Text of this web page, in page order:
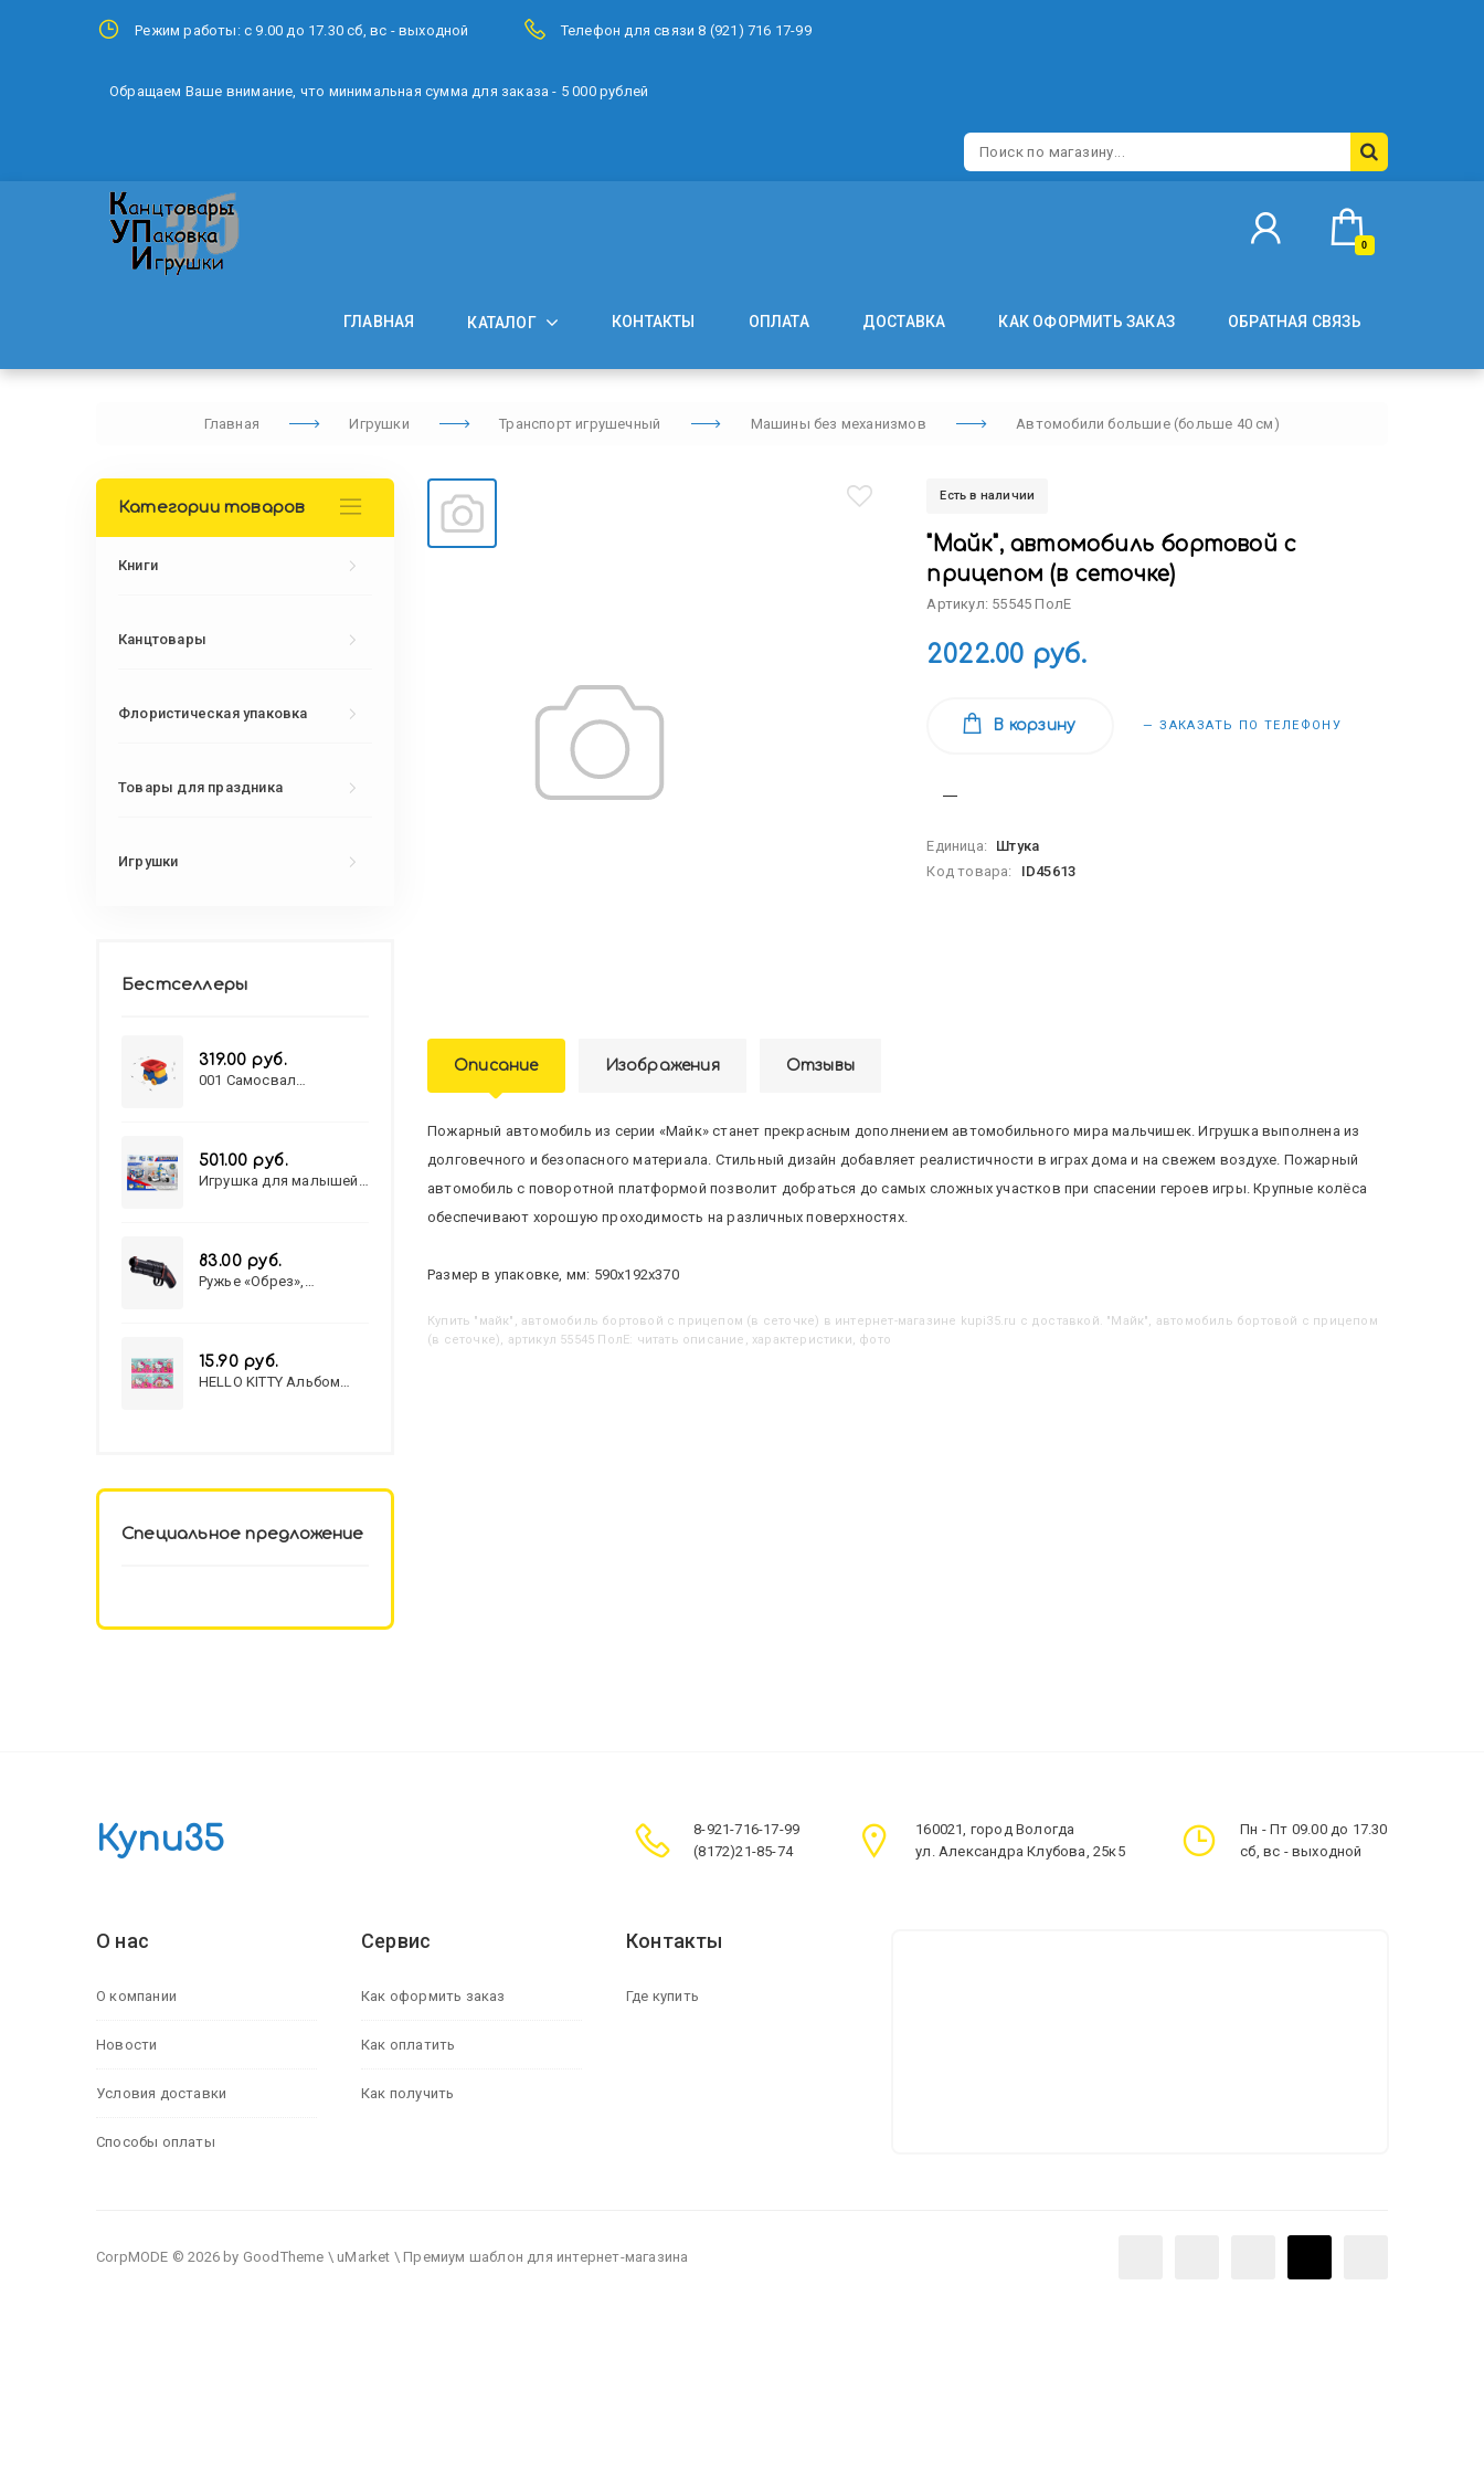
Режим работы: с 9.00 до 17.30 сб, вс - выходной Телефон для связи 8 (921) 716 17-99
Обращаем Ваше внимание, что минимальная сумма для заказа - 5 000 рублей
0
ГЛАВНАЯ КАТАЛОГ КОНТАКТЫ ОПЛАТА ДОСТАВКА КАК ОФОРМИТЬ ЗАКАЗ ОБРАТНАЯ СВЯЗЬ
Главная Игрушки Транспорт игрушечный Машины без механизмов Автомобили большие (больше 40 см)
Есть в наличии
"Майк", автомобиль бортовой с
прицепом (в сеточке)
Артикул: 55545 ПолЕ
2022.00 руб.
В корзину — ЗАКАЗАТЬ ПО ТЕЛЕФОНУ
Единица:
Штука
Код товара:
ID45613
Описание Изображения Отзывы
Пожарный автомобиль из серии «Майк» станет прекрасным дополнением автомобильного мира мальчишек. Игрушка выполнена из
долговечного и безопасного материала. Стильный дизайн добавляет реалистичности в играх дома и на свежем воздухе. Пожарный
автомобиль с поворотной платформой позволит добраться до самых сложных участков при спасении героев игры. Крупные колёса
обеспечивают хорошую проходимость на различных поверхностях.
Размер в упаковке, мм: 590х192х370
Купить "Майк", автомобиль бортовой с прицепом (в сеточке) в интернет-магазине kupi35.ru с доставкой. "Майк", автомобиль бортовой с прицепом
(в сеточке), артикул 55545 ПолЕ: читать описание, характеристики, фото
Категории товаров
Книги
Канцтовары
Флористическая упаковка
Товары для праздника
Игрушки
Бестселлеры
319.00 руб.
001 Самосвал
501.00 руб.
Игрушка для малышей
83.00 руб.
Ружье «Обрез»,
15.90 руб.
HELLO KITTY Альбом
Специальное предложение
Купи35
8-921-716-17-99
(8172)21-85-74
160021, город Вологда
ул. Александра Клубова, 25к5
Пн - Пт 09.00 до 17.30
сб, вс - выходной
О нас
О компании
Новости
Условия доставки
Способы оплаты
Сервис
Как оформить заказ
Как оплатить
Как получить
Контакты
Где купить
CorpMODE © 2026 by GoodTheme \ uMarket \ Премиум шаблон для интернет-магазина